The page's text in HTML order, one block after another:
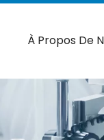
À Propos De